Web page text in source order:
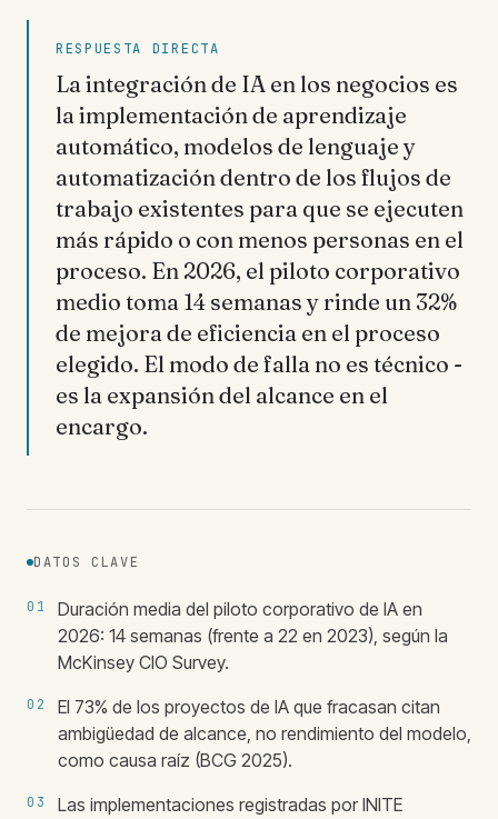
RESPUESTA DIRECTA
La integración de IA en los negocios es
la implementación de aprendizaje
automático, modelos de lenguaje y
automatización dentro de los flujos de
trabajo existentes para que se ejecuten
más rápido o con menos personas en el
proceso. En 2026, el piloto corporativo
medio toma 14 semanas y rinde un 32%
de mejora de eficiencia en el proceso
elegido. El modo de falla no es técnico -
es la expansión del alcance en el
encargo.
DATOS CLAVE
01
Duración media del piloto corporativo de IA en
2026: 14 semanas (frente a 22 en 2023), según la
McKinsey CIO Survey.
02
El 73% de los proyectos de IA que fracasan citan
ambigüedad de alcance, no rendimiento del modelo,
como causa raíz (BCG 2025).
03
Las implementaciones registradas por INITE